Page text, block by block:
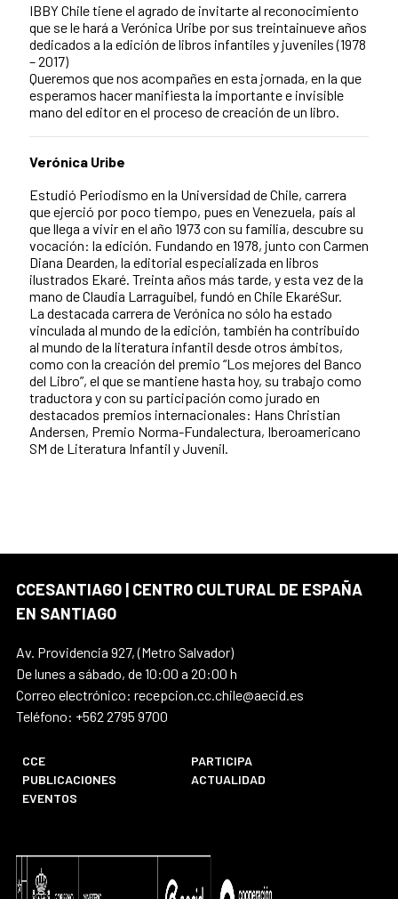
IBBY Chile tiene el agrado de invitarte al reconocimiento
que se le hará a Verónica Uribe por sus treintainueve años
dedicados a la edición de libros infantiles y juveniles (1978
– 2017)
Queremos que nos acompañes en esta jornada, en la que
esperamos hacer manifiesta la importante e invisible
mano del editor en el proceso de creación de un libro.
Verónica Uribe
Estudió Periodismo en la Universidad de Chile, carrera
que ejerció por poco tiempo, pues en Venezuela, país al
que llega a vivir en el año 1973 con su familia, descubre su
vocación: la edición. Fundando en 1978, junto con Carmen
Diana Dearden, la editorial especializada en libros
ilustrados Ekaré. Treinta años más tarde, y esta vez de la
mano de Claudia Larraguibel, fundó en Chile EkaréSur.
La destacada carrera de Verónica no sólo ha estado
vinculada al mundo de la edición, también ha contribuido
al mundo de la literatura infantil desde otros ámbitos,
como con la creación del premio “Los mejores del Banco
del Libro”, el que se mantiene hasta hoy, su trabajo como
traductora y con su participación como jurado en
destacados premios internacionales: Hans Christian
Andersen, Premio Norma-Fundalectura, Iberoamericano
SM de Literatura Infantil y Juvenil.
CCESANTIAGO | CENTRO CULTURAL DE ESPAÑA
EN SANTIAGO
Av. Providencia 927, (Metro Salvador)
De lunes a sábado, de 10:00 a 20:00 h
Correo electrónico: recepcion.cc.chile@aecid.es
Teléfono: +562 2795 9700
CCE
PARTICIPA
PUBLICACIONES
ACTUALIDAD
EVENTOS